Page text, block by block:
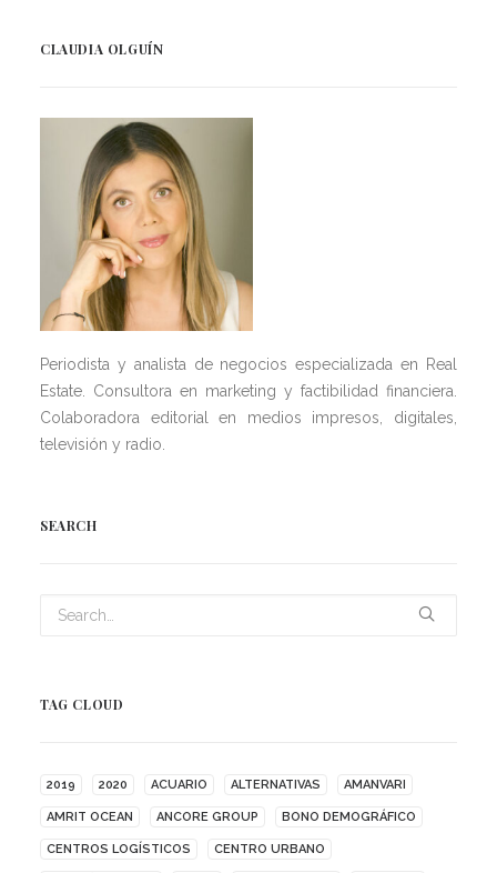
CLAUDIA OLGUÍN
Periodista y analista de negocios especializada en Real
Estate. Consultora en marketing y factibilidad financiera.
Colaboradora editorial en medios impresos, digitales,
televisión y radio.
SEARCH
TAG CLOUD
2019 2020 ACUARIO ALTERNATIVAS AMANVARI
AMRIT OCEAN ANCORE GROUP BONO DEMOGRÁFICO
CENTROS LOGÍSTICOS CENTRO URBANO